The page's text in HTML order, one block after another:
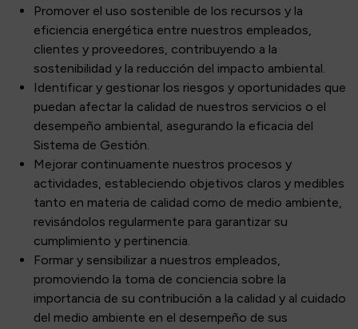
Promover el uso sostenible de los recursos y la
eficiencia energética entre nuestros empleados,
clientes y proveedores, contribuyendo a la
sostenibilidad y la reducción del impacto ambiental.
​Identificar y gestionar los riesgos y oportunidades que
puedan afectar la calidad de nuestros servicios o el
desempeño ambiental, asegurando la eficacia del
Sistema de Gestión.​
Mejorar continuamente nuestros procesos y
actividades, estableciendo objetivos claros y medibles
tanto en materia de calidad como de medio ambiente,
revisándolos regularmente para garantizar su
cumplimiento y pertinencia.​
Formar y sensibilizar a nuestros empleados,
promoviendo la toma de conciencia sobre la
importancia de su contribución a la calidad y al cuidado
del medio ambiente en el desempeño de sus